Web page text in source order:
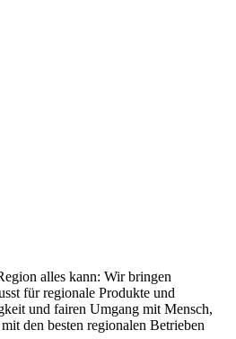
alles kann: Wir bringen
für regionale Produkte und
und fairen Umgang mit Mensch,
den besten regionalen Betrieben